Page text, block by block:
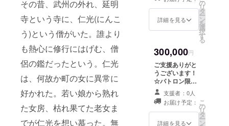
その昔、武州の外れ、延明
寺という寺に、仁光(にんこ
う)という僧がいた。誰より
も熱心に修行にはげむ、僧
侶の鑑だったという。仁光
は、何故か町の女に異常に
好かれた。若い娘から熟れ
た女房、枯れ果てた老女ま
でが仁光を想い慕った。無
※都内で開催され
プ後の打ち上げ
にご招待しま
す。2012年12月
受難』Blu-ray R
☆短篇映画『イ
チゴジャム』
DVD-R ☆長篇映
ルブック ☆エン
ドクレジットに
お名前を掲載 ☆
試写会にご招待
（都内にて2014
年11月頃） ☆打
ち上げにご招待
詳細を見る
の
リ
タ
ー
ン
を
選
択
す
る
300,000円
ご支援ありがと
うございます！
☆パトロン限定
ブログ公開 ☆長
篇映画『仁光の
受難』Blu-ray R
☆短篇映画『イ
チゴジャム』
支援者：0人
お届け予定：
詳細を見る
こ
の
リ
タ
ー
ン